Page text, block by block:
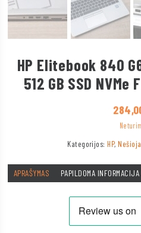
HP Elitebook 840
512 GB SSD NVMe
Kategorijos: HP,
APRAŠYMAS PAPILDOMA INFORMACIJA